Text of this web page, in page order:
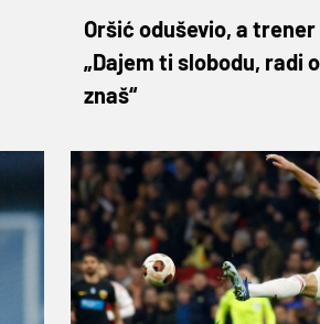
Oršić oduševio, a
„Dajem ti slobodu, radi
znaš“